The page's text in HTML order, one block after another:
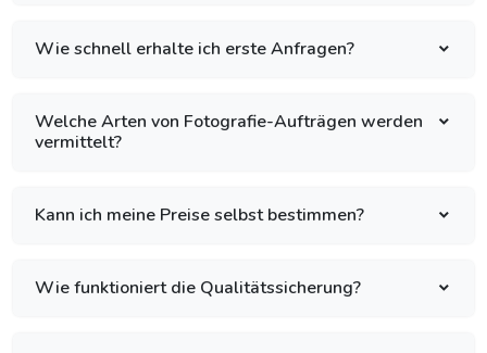
Wie schnell erhalte ich erste Anfragen?
Welche Arten von Fotografie-Aufträgen werden
vermittelt?
Kann ich meine Preise selbst bestimmen?
Wie funktioniert die Qualitätssicherung?